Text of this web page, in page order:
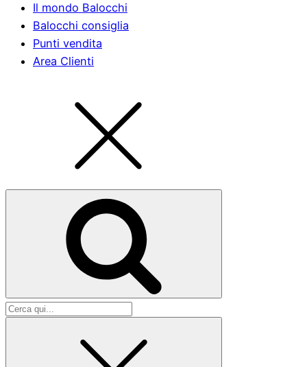
Il mondo Balocchi
Balocchi consiglia
Punti vendita
Area Clienti
Search